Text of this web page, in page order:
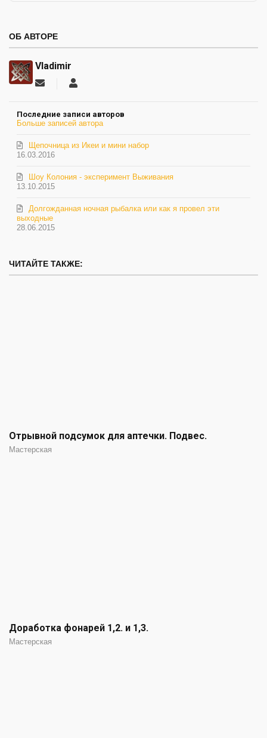
ОБ АВТОРЕ
Vladimir
Подписаться
автора
Последние записи авторов
Больше записей автора
16.03.2016
Щепочница из Икеи и мини набор
13.10.2015
Шоу Колония - эксперимент Выживания
28.06.2015
Долгожданная ночная рыбалка или как я провел эти
выходные
ЧИТАЙТЕ ТАКЖЕ:
Отрывной подсумок для аптечки. Подвес.
Мастерская
Доработка фонарей 1,2. и 1,3.
Мастерская